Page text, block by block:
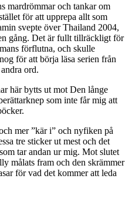
mardrömmar och tankar om
för att upprepa allt som
svepte över Thailand 2004,
gång. Det är fullt tillräckligt för
förflutna, och skulle
för att börja läsa serien från
ord.
här bytts ut mot Den långe
som inte får mig att
mer ”kär i” och nyfiken på
tre sticker ut mest och det
tar andan ur mig. Mot slutet
målats fram och den skrämmer
för vad det kommer att leda